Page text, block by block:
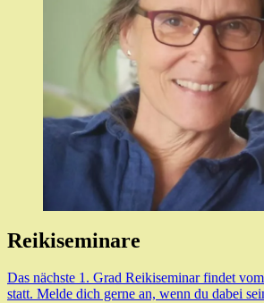
Reikiseminare
Das nächste 1. Grad Reikiseminar findet
statt. Melde dich gerne an, wenn du dabei